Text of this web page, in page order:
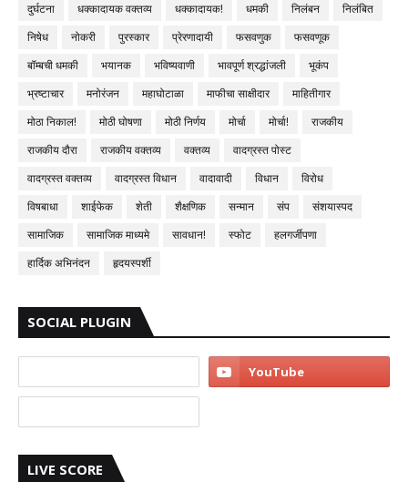
दुर्घटना
धक्कादायक वक्तव्य धक्कादायक! धमकी निलंबन
निलंबित
निषेध
नोकरी पुरस्कार प्रेरणादायी फसवणुक
फसवणूक
बॉम्बची धमकी
भयानक भविष्यवाणी भावपूर्ण श्रद्धांजली
भूकंप
भ्रष्टाचार
मनोरंजन महाघोटाळा माफीचा साक्षीदार
माहितीगार
मोठा निकाल!
मोठी घोषणा मोठी निर्णय मोर्चा मोर्चा!
राजकीय
राजकीय दौरा
राजकीय वक्तव्य वक्तव्य
वादग्रस्त पोस्ट
वादग्रस्त वक्तव्य
वादग्रस्त विधान वादावादी विधान
विरोध
विषबाधा
शाईफेक शेती शैक्षणिक सन्मान संप
संशयास्पद
सामाजिक
सामाजिक माध्यमे सावधान! स्फोट
हलगर्जीपणा
हार्दिक अभिनंदन
हृदयस्पर्शी
SOCIAL PLUGIN
LIVE SCORE